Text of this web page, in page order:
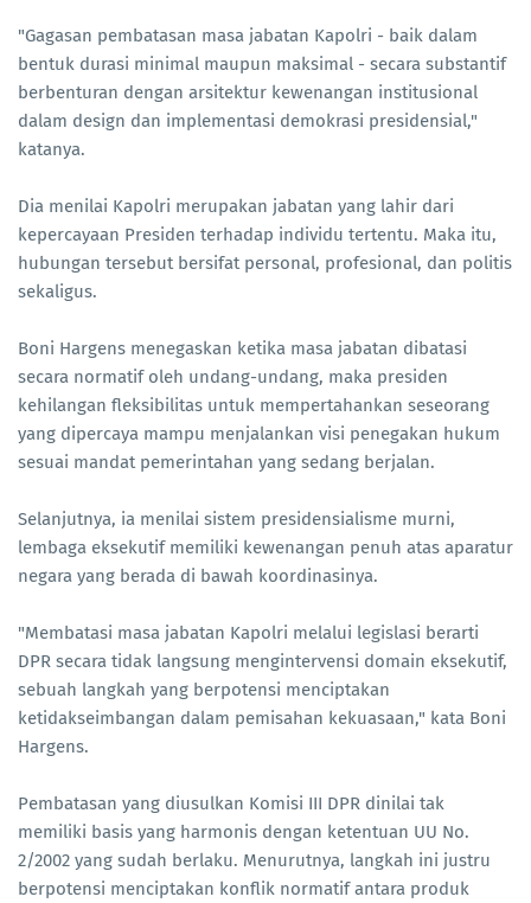
"Gagasan pembatasan masa jabatan Kapolri - baik dalam
bentuk durasi minimal maupun maksimal - secara substantif
berbenturan dengan arsitektur kewenangan institusional
dalam design dan implementasi demokrasi presidensial,"
katanya.
Dia menilai Kapolri merupakan jabatan yang lahir dari
kepercayaan Presiden terhadap individu tertentu. Maka itu,
hubungan tersebut bersifat personal, profesional, dan politis
sekaligus.
Boni Hargens menegaskan ketika masa jabatan dibatasi
secara normatif oleh undang-undang, maka presiden
kehilangan fleksibilitas untuk mempertahankan seseorang
yang dipercaya mampu menjalankan visi penegakan hukum
sesuai mandat pemerintahan yang sedang berjalan.
Selanjutnya, ia menilai sistem presidensialisme murni,
lembaga eksekutif memiliki kewenangan penuh atas aparatur
negara yang berada di bawah koordinasinya.
"Membatasi masa jabatan Kapolri melalui legislasi berarti
DPR secara tidak langsung mengintervensi domain eksekutif,
sebuah langkah yang berpotensi menciptakan
ketidakseimbangan dalam pemisahan kekuasaan," kata Boni
Hargens.
Pembatasan yang diusulkan Komisi III DPR dinilai tak
memiliki basis yang harmonis dengan ketentuan UU No.
2/2002 yang sudah berlaku. Menurutnya, langkah ini justru
berpotensi menciptakan konflik normatif antara produk